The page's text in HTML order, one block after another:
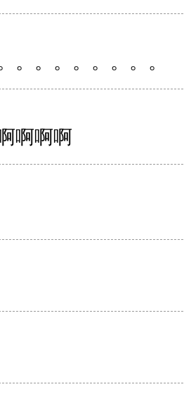
。。。。。。。。
啊啊啊